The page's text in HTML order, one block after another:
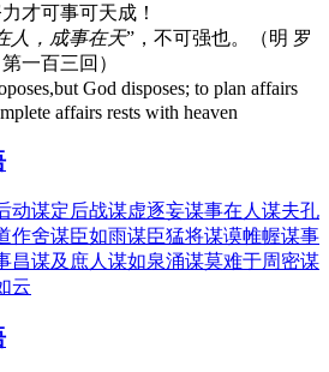
才可事可天成！
人，成事在天”，不可强也。（明 罗
一百三回）
God disposes; to plan affairs
affairs rests with heaven
动谋定后战谋虚逐妄谋事在人 谋夫孔
作舍谋臣如雨谋臣猛将谋谟帷幄谋事
昌谋及庶人 谋如泉涌谋莫难于周密谋
云